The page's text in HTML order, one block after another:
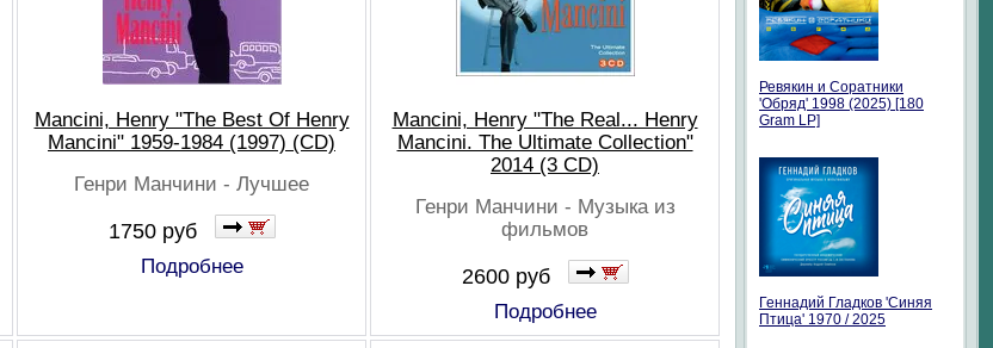
Mancini, Henry "The Best Of Henry
Mancini" 1959-1984 (1997) (CD)
Генри Манчини - Лучшее
1750 руб
Подробнее
Mancini, Henry "The Real... Henry
Mancini. The Ultimate Collection"
2014 (3 CD)
Генри Манчини - Музыка из
фильмов
2600 руб
Подробнее
Ревякин и Соратники
'Обряд' 1998 (2025) [180
Gram LP]
Геннадий Гладков 'Синяя
Птица' 1970 / 2025